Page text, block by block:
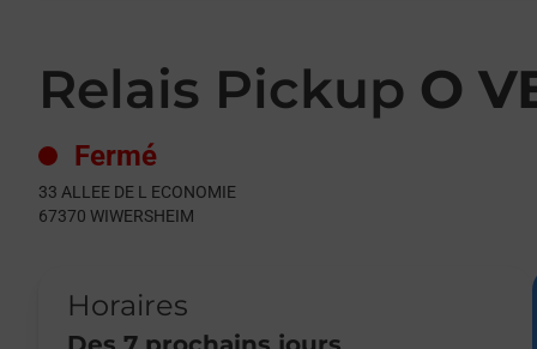
Relais Pickup O
Fermé
33 ALLEE DE L ECONOMIE
67370 WIWERSHEIM
Horaires